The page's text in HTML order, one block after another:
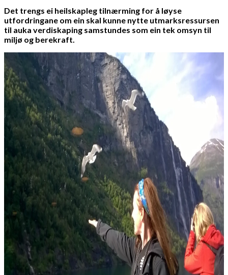
Det trengs ei heilskapleg tilnærming for å løyse
utfordringane om ein skal kunne nytte utmarksressursen
til auka verdiskaping samstundes som ein tek omsyn til
miljø og berekraft.